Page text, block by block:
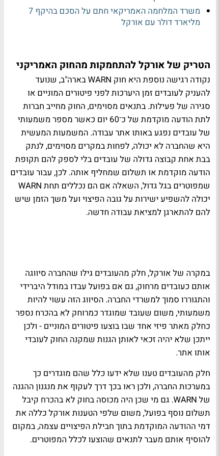
משרד המלחמה האמריקאי חתם על הסכם בהיקף 7
מליארד דולר עם אורקל
הטריק של אורקל להתחמקות מהחוק האמריקני
נקודה רגישה נוספת היא חוק WARN בארה"ב, שנועד
להעניק לעובדים זמן היערכות לפני פיטורים המוניים או
סגירה של פעילות. בתנאים מסוימים, החוק מחייב חברות
לתת הודעה מוקדמת של כ־60 יום כאשר מספר משמעותי
של עובדים נפגע באותו אתר עבודה. המשמעות המעשית
היא שהחברה לא יכולה, לפחות במקרים מסוימים, לנתק
בבת אחת קבוצה גדולה של עובדים בלי לספק להם תקופת
הודעה מוקדמת או תשלום שמחליף אותה. לכן, עבור עובדים
שמפוטרים בגל גדול, השאלה אם הם נכללים תחת WARN
יכולה להשפיע ישירות על גובה הפיצוי ועל משך הזמן שיש
להם להתארגן למציאת עבודה חדשה.
במקרה של אורקל, חלק מהעובדים גילו שהחברה סיווגה
אותם כעובדים מרחוק, גם אם בפועל עבדו במודל היברידי
והתגוררו סמוך למשרדי החברה. הסיווג הזה עשוי להיות
משמעותי, משום שעובד שמוגדר כמרוחק לא בהכרח נספר
כחלק מאתר פיזי אחד שבו בוצעו פיטורים המוניים - ולכן
ייתכן שלא יהיה זכאי לאותן הגנות שמקנה החוק לעובדי
אותו אתר.
חלק מהעובדים טענו שלא ידעו כלל שהם מוגדרים כך
במערכות החברה, ולכן ראו בכך דרך לעקוף את מנגנון ההגנה
של WARN. גם מי שכן היה מכוסה בחוק לא בהכרח קיבל
תשלום נוסף בפועל, משום שלפי הטענות אורקל כללה את
דמי ההודעה המוקדמת בתוך חבילת הפיצויים עצמה, במקום
להוסיף אותם מעבר לתנאים שהוצעו לכלל המפוטרים.